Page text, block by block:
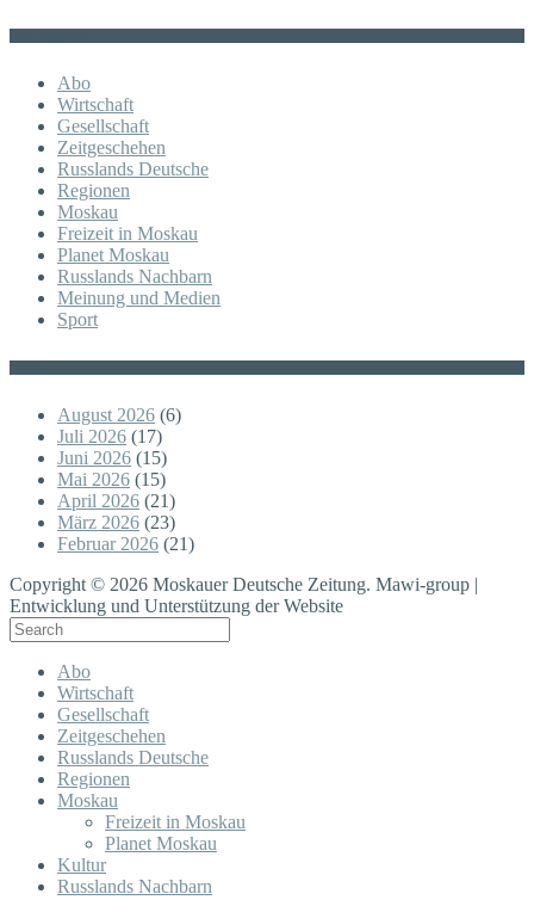
Abo
Wirtschaft
Gesellschaft
Zeitgeschehen
Russlands Deutsche
Regionen
Moskau
Freizeit in Moskau
Planet Moskau
Russlands Nachbarn
Meinung und Medien
Sport
August 2026 (6)
Juli 2026 (17)
Juni 2026 (15)
Mai 2026 (15)
April 2026 (21)
März 2026 (23)
Februar 2026 (21)
Copyright © 2026 Moskauer Deutsche Zeitung. Mawi-group |
Entwicklung und Unterstützung der Website
Abo
Wirtschaft
Gesellschaft
Zeitgeschehen
Russlands Deutsche
Regionen
Moskau
Freizeit in Moskau
Planet Moskau
Kultur
Russlands Nachbarn